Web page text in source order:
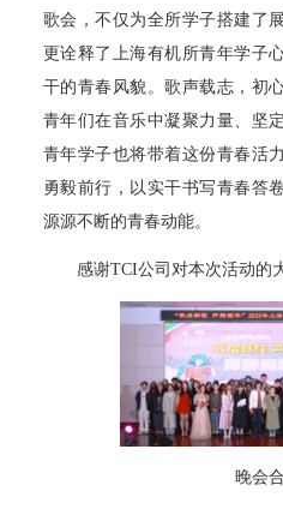
歌会，不仅为全所学子搭建了
更诠释了上海有机所青年学子
干的青春风貌。歌声载志，初
青年们在音乐中凝聚力量、坚
青年学子也将带着这份青春活
勇毅前行，以实干书写青春答
源源不断的青春动能。
感谢TCI公司对本次活动的
晚会